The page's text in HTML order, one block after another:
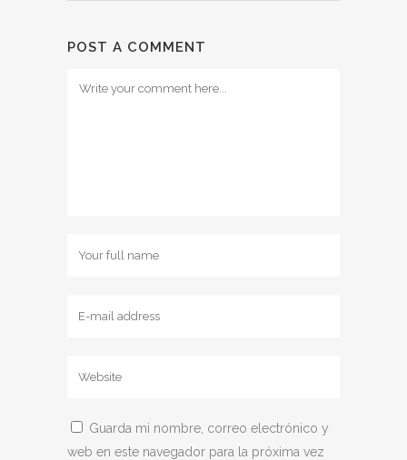
POST A COMMENT
Guarda mi nombre, correo electrónico y
web en este navegador para la próxima vez